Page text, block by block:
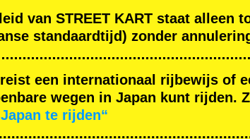
van STREET KART staat alleen
standaardtijd) zonder
een internationaal rijbewijs of
wegen in Japan kunt rijden.
te rijden“